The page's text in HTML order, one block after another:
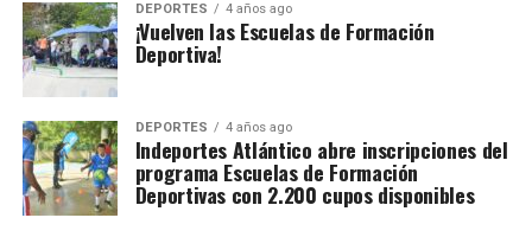
DEPORTES 4 años ago
¡Vuelven las Escuelas de Formación
Deportiva!
DEPORTES 4 años ago
Indeportes Atlántico abre inscripciones del
programa Escuelas de Formación
Deportivas con 2.200 cupos disponibles